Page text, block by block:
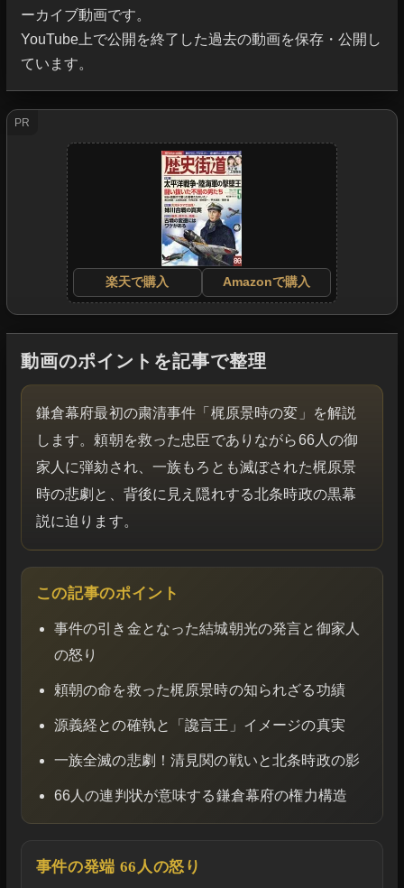
ーカイブ動画です。
YouTube上で公開を終了した過去の動画を保存・公開し
ています。
PR
楽天で購入 Amazonで購入
動画のポイントを記事で整理
鎌倉幕府最初の粛清事件「梶原景時の変」を解説
します。頼朝を救った忠臣でありながら66人の御
家人に弾劾され、一族もろとも滅ぼされた梶原景
時の悲劇と、背後に見え隠れする北条時政の黒幕
説に迫ります。
この記事のポイント
事件の引き金となった結城朝光の発言と御家人
の怒り
頼朝の命を救った梶原景時の知られざる功績
源義経との確執と「讒言王」イメージの真実
一族全滅の悲劇！清見関の戦いと北条時政の影
66人の連判状が意味する鎌倉幕府の権力構造
事件の発端 66人の怒り